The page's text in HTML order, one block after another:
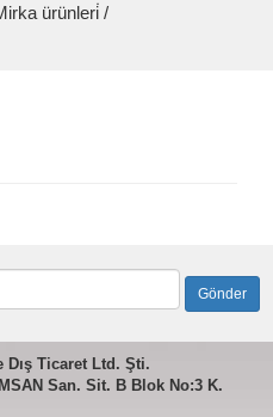
ürünleri̇ /
Dış Ticaret Ltd. Şti.
San. Sit. B Blok No:3 K.